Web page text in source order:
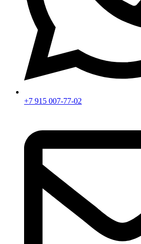
+7 915 007-77-02